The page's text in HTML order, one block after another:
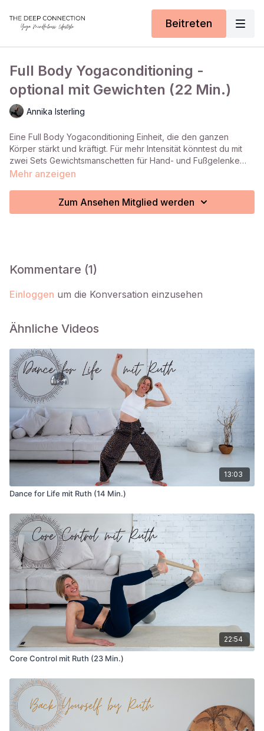
Beitreten
Full Body Yogaconditioning -
optional mit Gewichten (22 Min.)
Annika Isterling
Eine Full Body Yogaconditioning Einheit, die den ganzen
Körper stärkt und kräftigt. Für mehr Intensität könntest du mit
zwei Sets Gewichtsmanschetten für Hand- und Fußgelenke
arbeiten.
Mehr anzeigen
Zum Ansehen Mitglied werden
Kommentare (1)
Einloggen um die Konversation einzusehen
Ähnliche Videos
13:03
Dance for Life mit Ruth (14 Min.)
22:54
Core Control mit Ruth (23 Min.)